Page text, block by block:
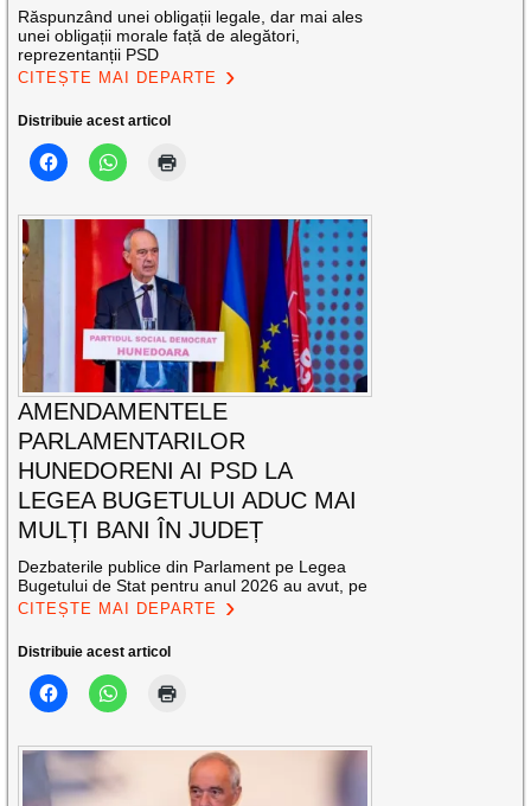
Răspunzând unei obligații legale, dar mai ales
unei obligații morale față de alegători,
reprezentanții PSD
CITEȘTE MAI DEPARTE
Distribuie acest articol
AMENDAMENTELE
PARLAMENTARILOR
HUNEDORENI AI PSD LA
LEGEA BUGETULUI ADUC MAI
MULȚI BANI ÎN JUDEȚ
Dezbaterile publice din Parlament pe Legea
Bugetului de Stat pentru anul 2026 au avut, pe
CITEȘTE MAI DEPARTE
Distribuie acest articol